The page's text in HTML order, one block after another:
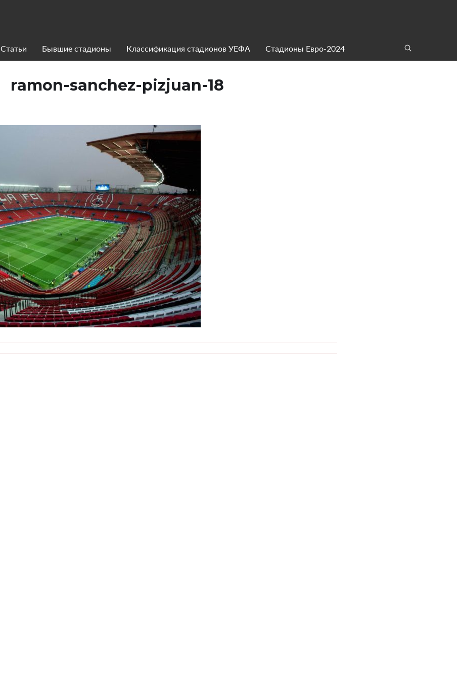
Статьи Бывшие стадионы Классификация стадионов УЕФА Стадионы Евро-2024
ramon-sanchez-pizjuan-18